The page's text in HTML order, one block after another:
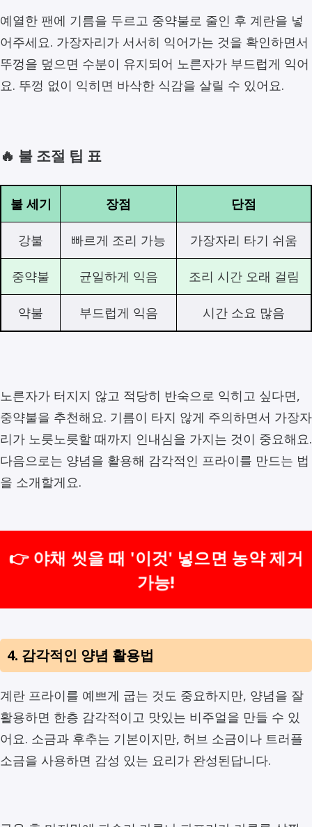
예열한 팬에 기름을 두르고 중약불로 줄인 후 계란을 넣
어주세요. 가장자리가 서서히 익어가는 것을 확인하면서
뚜껑을 덮으면 수분이 유지되어 노른자가 부드럽게 익어
요. 뚜껑 없이 익히면 바삭한 식감을 살릴 수 있어요.
🔥 불 조절 팁 표
불 세기 장점 단점
강불 빠르게 조리 가능 가장자리 타기 쉬움
중약불 균일하게 익음 조리 시간 오래 걸림
약불 부드럽게 익음 시간 소요 많음
노른자가 터지지 않고 적당히 반숙으로 익히고 싶다면,
중약불을 추천해요. 기름이 타지 않게 주의하면서 가장자
리가 노릇노릇할 때까지 인내심을 가지는 것이 중요해요.
다음으로는 양념을 활용해 감각적인 프라이를 만드는 법
을 소개할게요.
👉 야채 씻을 때 '이것' 넣으면 농약 제거
가능!
4. 감각적인 양념 활용법
계란 프라이를 예쁘게 굽는 것도 중요하지만, 양념을 잘
활용하면 한층 감각적이고 맛있는 비주얼을 만들 수 있
어요. 소금과 후추는 기본이지만, 허브 소금이나 트러플
소금을 사용하면 감성 있는 요리가 완성된답니다.